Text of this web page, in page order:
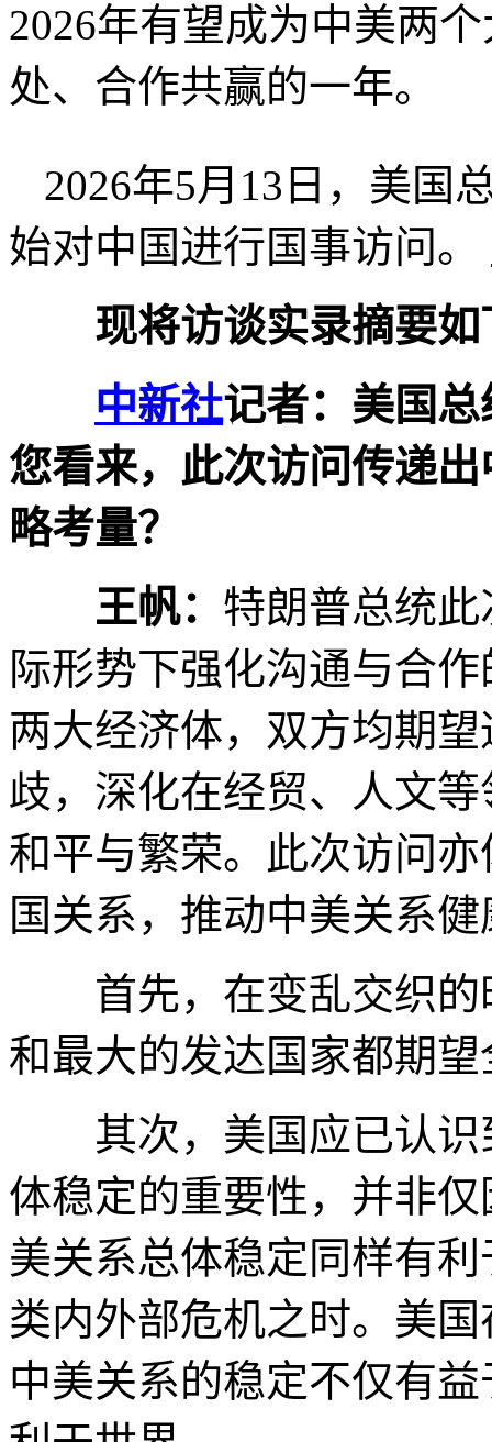
2026年有望成为中美两
处、合作共赢的一年。
2026年5月13日，美国
始对中国进行国事访问。
现将访谈实录摘要如
中新社记者：美国
您看来，此次访问传递
略考量？
王帆： 特朗普总统
际形势下强化沟通与合
两大经济体，双方均期
歧，深化在经贸、人文
和平与繁荣。此次访问
国关系，推动中美关系
首先，在变乱交织的
和最大的发达国家都期
其次，美国应已认识
体稳定的重要性，并非
美关系总体稳定同样有
类内外部危机之时。美
中美关系的稳定不仅有